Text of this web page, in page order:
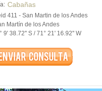
Cabañas
411 - San Martin de los Andes
Martín de los Andes
9' 38.72'' S /71° 21' 16.92'' W